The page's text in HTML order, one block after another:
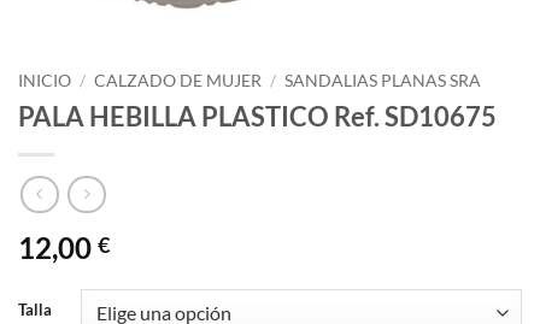
INICIO / CALZADO DE MUJER / SANDALIAS PLANAS SRA
PALA HEBILLA PLASTICO Ref. SD10675
12,00 €
Talla